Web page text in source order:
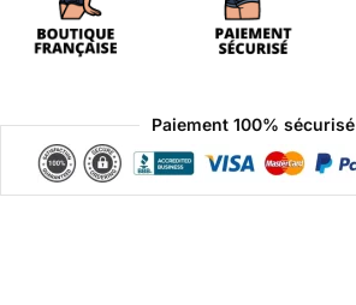
Paiement 100% sécurisé